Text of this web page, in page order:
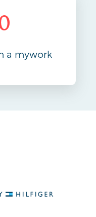
a mywork